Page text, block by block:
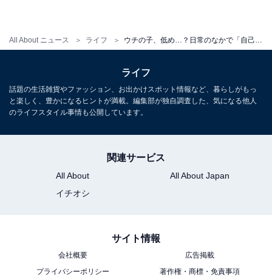
All About ニュース ライフ
自己肯定感は、食事でも向上させることができます。
例えば、お手伝い。子どもの年齢に合わせて、担当する
仕事を決めましょう。毎日やり続けることで、子ども自
身が家族の一員で、家族に貢献できる存在だと自然と認
識することができます。食事の準備で忙しい時間にほめ
ることはちょっと面倒ですが、「助かるよ」など一言だ
けでも、子どもの働きが家族に貢献していることが分か
るように声をかけてあげましょう。
しょう。親にとっては二度手間になることもあります
が、自己肯定感をアップするため、大きくなってから料
理を喜んでやるための投資だとポジティブに発想転換し
ライフ
話題の生活雑貨やファッション、お出かけスポット情報など、暮らしがもっ
と楽しく、豊かになるヒントが満載。編集部が独自調査した、気になる他人
のライフスタイル事情も公開しています。
関連サービス
All About
All About Japan
イチオシ
サイト情報
会社概要
広告掲載
プライバシーポリシー
著作権・商標・免責事項